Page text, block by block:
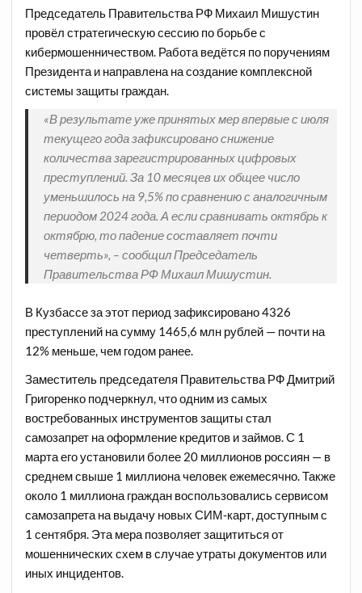
Председатель Правительства РФ Михаил Мишустин
провёл стратегическую сессию по борьбе с
кибермошенничеством. Работа ведётся по поручениям
Президента и направлена на создание комплексной
системы защиты граждан.
«В результате уже принятых мер впервые с июля
текущего года зафиксировано снижение
количества зарегистрированных цифровых
преступлений. За 10 месяцев их общее число
уменьшилось на 9,5% по сравнению с аналогичным
периодом 2024 года. А если сравнивать октябрь к
октябрю, то падение составляет почти
четверть», – сообщил Председатель
Правительства РФ Михаил Мишустин.
В Кузбассе за этот период зафиксировано 4326
преступлений на сумму 1465,6 млн рублей — почти на
12% меньше, чем годом ранее.
Заместитель председателя Правительства РФ Дмитрий
Григоренко подчеркнул, что одним из самых
востребованных инструментов защиты стал
самозапрет на оформление кредитов и займов. С 1
марта его установили более 20 миллионов россиян — в
среднем свыше 1 миллиона человек ежемесячно. Также
около 1 миллиона граждан воспользовались сервисом
самозапрета на выдачу новых СИМ-карт, доступным с
1 сентября. Эта мера позволяет защититься от
мошеннических схем в случае утраты документов или
иных инцидентов.